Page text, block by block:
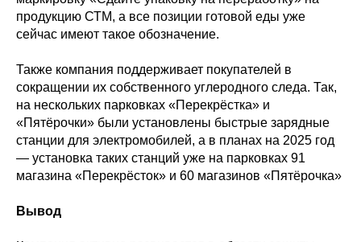
продукцию СТМ, а все позиции готовой еды уже
сейчас имеют такое обозначение.
Также компания поддерживает покупателей в
сокращении их собственного углеродного следа. Так,
на нескольких парковках «Перекрёстка» и
«Пятёрочки» были установлены быстрые зарядные
станции для электромобилей, а в планах на 2025 год
— установка таких станций уже на парковках 91
магазина «Перекрёсток» и 60 магазинов «Пятёрочка»
Вывод